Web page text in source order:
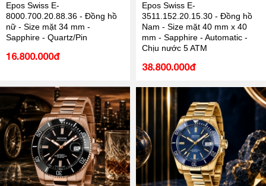
Epos Swiss E-
8000.700.20.88.36 - Đồng hồ
nữ - Size mặt 34 mm -
Sapphire - Quartz/Pin
16.800.000đ
Epos Swiss E-
3511.152.20.15.30 - Đồng hồ
Nam - Size mặt 40 mm x 40
mm - Sapphire - Automatic -
Chịu nước 5 ATM
38.800.000đ